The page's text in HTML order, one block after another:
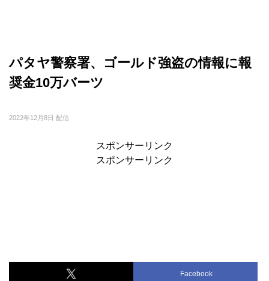
パタヤ警察署、ゴールド強盗の情報に報
奨金10万バーツ
2022年12月8日 配信
スポンサーリンク
スポンサーリンク
Facebook